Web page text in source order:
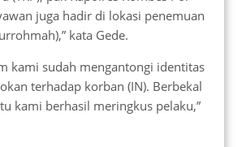
juga hadir di lokasi penemuan
kata Gede.
kami sudah mengantongi identitas
terhadap korban (IN). Berbekal
kami berhasil meringkus pelaku,”